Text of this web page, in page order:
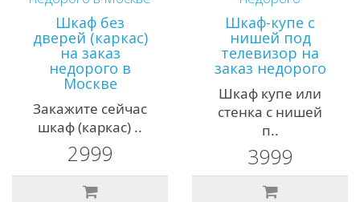
Шкаф без
дверей (каркас)
на заказ
недорого в
Москве
Закажите сейчас
шкаф (каркас) ..
2999
Шкаф-купе с
нишей под
телевизор на
заказ недорого
Шкаф купе или
стенка с нишей
п..
3999